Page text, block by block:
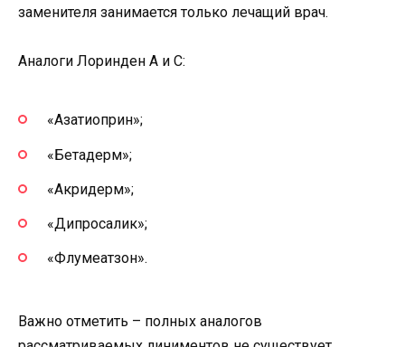
заменителя занимается только лечащий врач.
Аналоги Лоринден А и С:
«Азатиоприн»;
«Бетадерм»;
«Акридерм»;
«Дипросалик»;
«Флумеатзон».
Важно отметить – полных аналогов